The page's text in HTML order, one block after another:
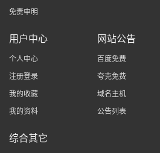
免责申明
用户中心
个人中心
注册登录
我的收藏
我的资料
网站公告
百度免费
夸克免费
域名主机
公告列表
综合其它